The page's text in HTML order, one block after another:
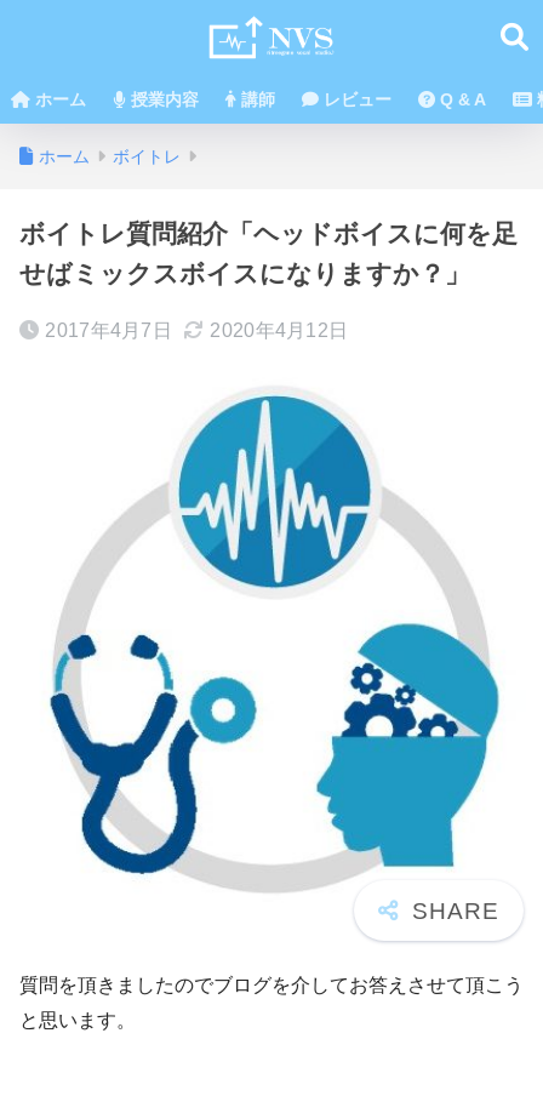
ホーム 授業内容 講師 レビュー Q & A
ホーム ボイトレ
ボイトレ質問紹介「ヘッドボイスに何を足
せばミックスボイスになりますか？」
2017年4月7日 2020年4月12日
質問を頂きましたのでブログを介してお答えさせて頂こう
と思います。